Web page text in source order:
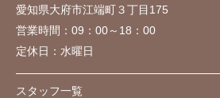
愛知県大府市江端町３丁目175
営業時間： 09：00～18：00
定休日： 水曜日
スタッフ一覧